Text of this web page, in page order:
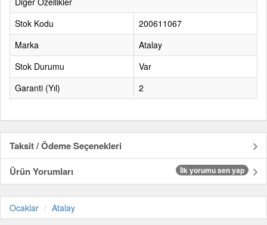
Stok Kodu
200611067
Marka
Atalay
Stok Durumu
Var
Garanti (Yıl)
2
Taksit / Ödeme Seçenekleri
Ürün Yorumları
İlk yorumu sen yap
Ocaklar Atalay